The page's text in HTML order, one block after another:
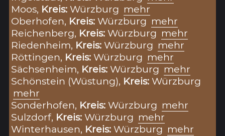
Moos, Kreis:Würzburg mehr
Oberhofen, Kreis:Würzburg mehr
Reichenberg, Kreis:Würzburg mehr
Riedenheim, Kreis:Würzburg mehr
Röttingen, Kreis:Würzburg mehr
Sächsenheim, Kreis:Würzburg mehr
Schönstein (Wüstung), Kreis:Würzburg
mehr
Sonderhofen, Kreis:Würzburg mehr
Sulzdorf, Kreis:Würzburg mehr
Winterhausen, Kreis:Würzburg mehr